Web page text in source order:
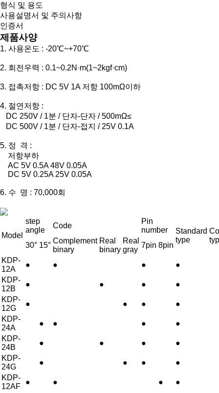
형식 및 용도
사용설명서 및 주의사항
인증서
제품사양
1. 사용온도 : -20℃~+70℃
2. 회전우력 : 0.1~0.2N·m(1~2kgf·cm)
3. 접촉저항 : DC 5V 1A 저항 100mΩ이하
4. 절연저항 :
DC 250V / 1분 / 단자-단자 / 500mΩ≤
DC 500V / 1분 / 단자-접지 / 25V 0.1A
5. 정 격 :
저항부하
AC 5V 0.5A 48V 0.05A
DC 5V 0.25A 25V 0.05A
6. 수 명 : 70,000회
Model
step
angle
Code
Pin
number
Standard
type
30° 15°
Complement
binary
Real
binary
Real
gray
7pin 8pin
KDP-
12A
● ● ●
●
KDP-
12B
● ● ●
●
KDP-
12G
● ● ●
●
KDP-
24A
● ● ●
●
KDP-
24B
● ● ●
●
KDP-
24G
● ● ●
●
KDP-
12AF
● ● ●
●